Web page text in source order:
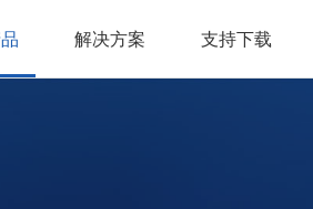
解决方案 支持下载